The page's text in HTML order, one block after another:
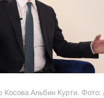
Альбин Курти. Фото: